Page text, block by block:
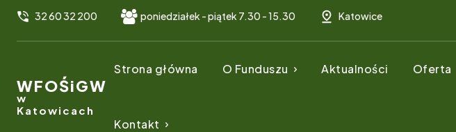
32 60 32 200 poniedziałek - piątek 7.30 - 15.30 Katowice
WFOŚiGW
w
Katowicach
Strona główna O Funduszu Aktualności Oferta
Kontakt